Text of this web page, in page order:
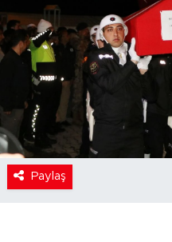
Paylaş